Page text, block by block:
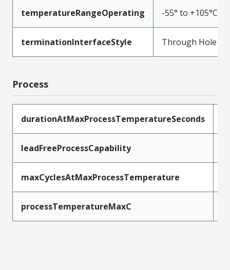
temperatureRangeOperating -55° to +105°C
terminationInterfaceStyle Through Hole
Process
durationAtMaxProcessTemperatureSeconds
leadFreeProcessCapability
maxCyclesAtMaxProcessTemperature
processTemperatureMaxC